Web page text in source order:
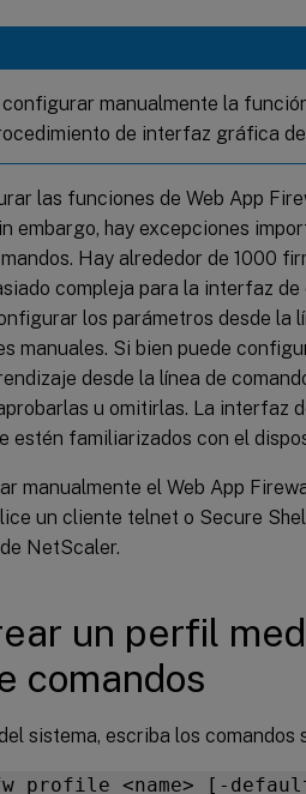
manualmente la
de interfaz gráfica
las funciones de Web App
embargo, hay excepciones
Hay alrededor de 1000
compleja para la interfaz
los parámetros desde la
manuales. Si bien puede
desde la línea de
u omitirlas. La interfaz
estén familiarizados con el
manualmente el Web App
un cliente telnet o Secure
NetScaler.
un perfil
comandos
sistema, escriba los comandos
profile <name> [-